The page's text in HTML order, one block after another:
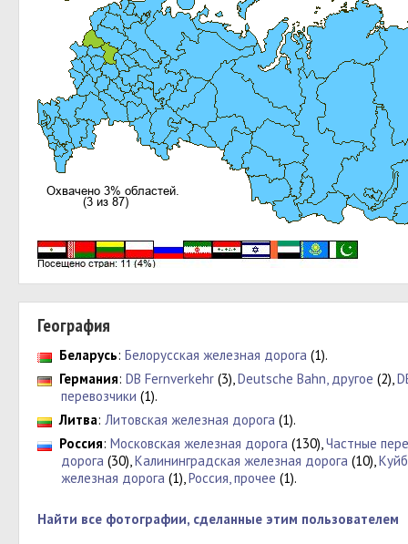
География
Беларусь: Белорусская железная дорога (1).
Германия: DB Fernverkehr (3),Deutsche Bahn, другое (2),
перевозчики (1).
Литва: Литовская железная дорога (1).
Россия: Московская железная дорога (130),Частные
дорога (30),Калининградская железная дорога (10),
железная дорога (1),Россия, прочее (1).
Найти все фотографии, сделанные этим пользователем